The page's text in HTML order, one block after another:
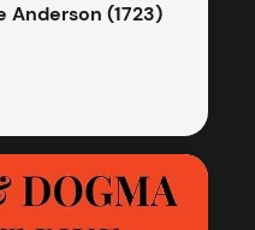
Anderson (1723)